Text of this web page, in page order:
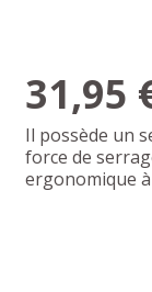
31,95
Il possède un
force de
ergonomique